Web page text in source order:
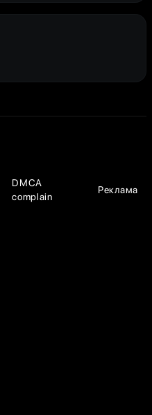
DMCA
complain
Реклама